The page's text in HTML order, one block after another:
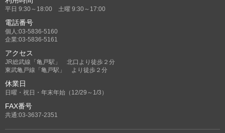
平日 9:30～18:00 土曜 9:30～17:00
電話番号
個人:03-5836-5160
企業:03-5836-5161
アクセス
JR総武線「亀戸駅」 北口より徒歩２分
東武亀戸線「亀戸駅」 より徒歩２分
休業日
日曜・祝日・年末年始（12/29～1/3）
FAX番号
共通:03-3637-2351